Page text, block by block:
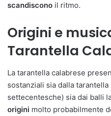
scandiscono il ritmo.
Origini e
Tarantella
La tarantella calabrese
sostanziali sia dalla
settecentesche) sia dai balli
origini molto probabilmente